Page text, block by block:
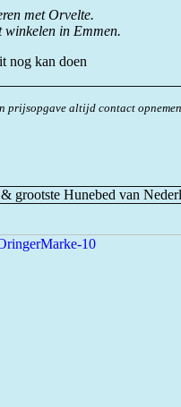
met Orvelte.
winkelen in Emmen.
nog kan doen
prijsopgave altijd contact
grootste Hunebed van